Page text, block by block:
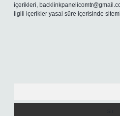
içerikleri,
ilgili içerikler yasal süre içerisinde